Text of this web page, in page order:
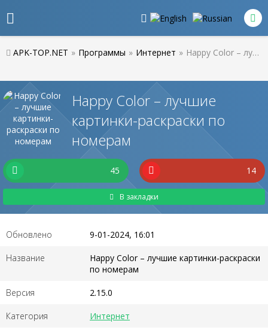
APK-TOP.NET » Программы » Интернет » Happy Color – лучшие картинки-раскраски по номерам
Happy Color – лучшие
картинки-раскраски по
номерам
45 14
В закладки
Обновлено 9-01-2024, 16:01
Название
Happy Color – лучшие картинки-раскраски
по номерам
Версия 2.15.0
Категория Интернет